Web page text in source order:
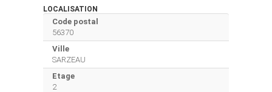
LOCALISATION
Code postal
56370
Ville
SARZEAU
Etage
2